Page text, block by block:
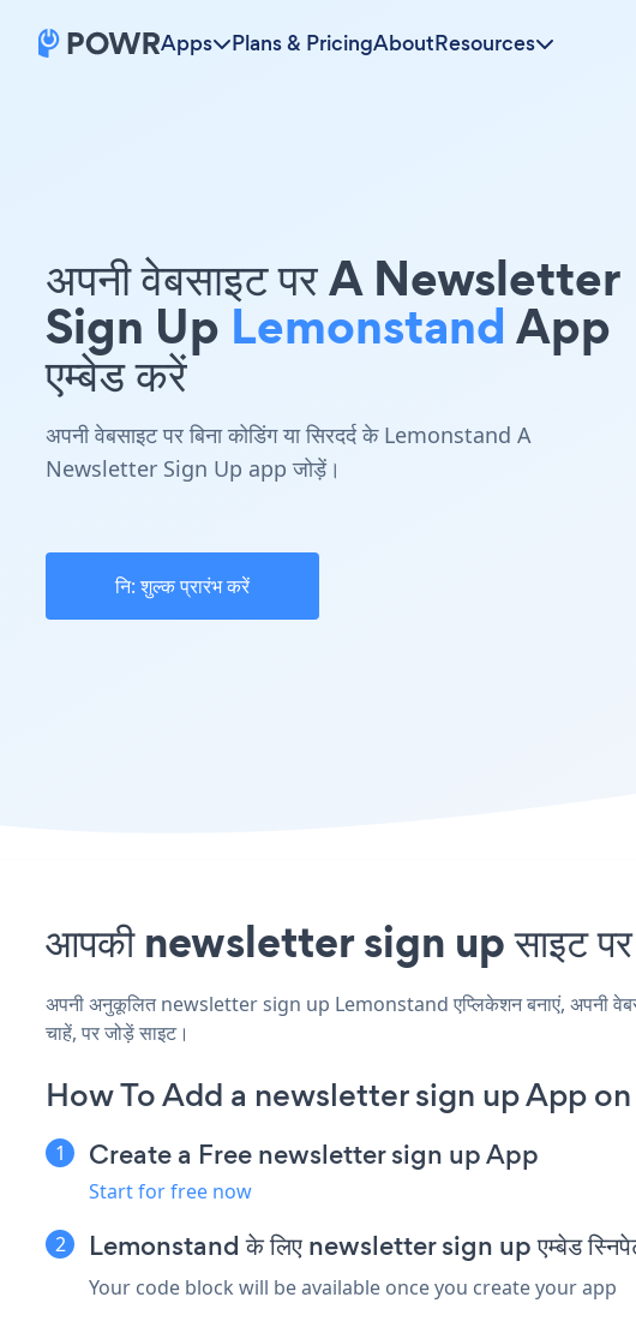
Apps Plans & PricingAboutResources
अपनी वेबसाइट पर A Newsletter
Sign Up LemonstandApp
एम्बेड करें
अपनी वेबसाइट पर बिना कोडिंग या सिरदर्द के Lemonstand A
Newsletter Sign Up app जोड़ें।
नि: शुल्क प्रारंभ करें
आपकी newsletter sign up साइट पर
अपनी अनुकूलित newsletter sign up Lemonstand एप्लिकेशन बनाएं, अपनी
चाहें, पर जोड़ें साइट।
How To Add a newsletter sign up App
Create a Free newsletter sign up App
Start for free now
Lemonstand के लिए newsletter sign up एम्बेड
Your code block will be available once you create your app